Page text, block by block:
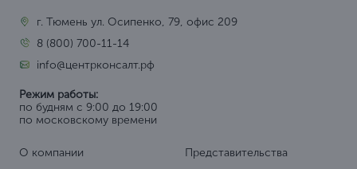
г. Тюмень ул. Осипенко, 79, офис 209
8 (800) 700-11-14
info@центрконсалт.рф
Режим работы:
по будням с 9:00 до 19:00
по московскому времени
О компании
Представительства